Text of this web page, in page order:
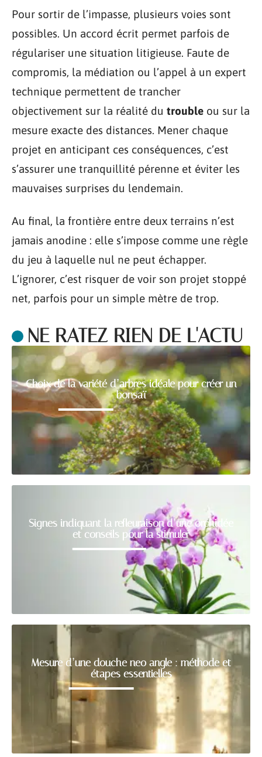
Pour sortir de l’impasse, plusieurs voies sont
possibles. Un accord écrit permet parfois de
régulariser une situation litigieuse. Faute de
compromis, la médiation ou l’appel à un expert
technique permettent de trancher
objectivement sur la réalité du trouble ou sur la
mesure exacte des distances. Mener chaque
projet en anticipant ces conséquences, c’est
s’assurer une tranquillité pérenne et éviter les
mauvaises surprises du lendemain.
Au final, la frontière entre deux terrains n’est
jamais anodine : elle s’impose comme une règle
du jeu à laquelle nul ne peut échapper.
L’ignorer, c’est risquer de voir son projet stoppé
net, parfois pour un simple mètre de trop.
NE RATEZ RIEN DE L'ACTU
Choix de la variété d’arbres idéale pour créer un
bonsaï
Signes indiquant la refleuraison d’une orchidée
et conseils pour la stimuler
Mesure d’une douche neo angle : méthode et
étapes essentielles